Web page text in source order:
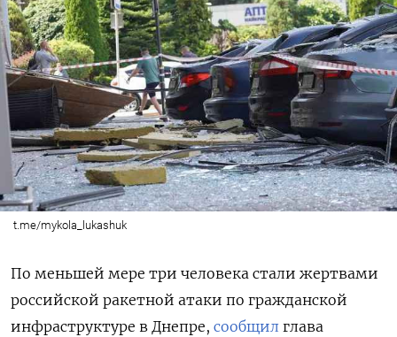
t.me/mykola_lukashuk
По меньшей мере три человека стали жертвами
российской ракетной атаки по гражданской
инфраструктуре в Днепре, сообщил глава